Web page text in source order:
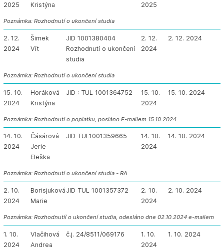
2025
Kristýna
2025
Poznámka: Rozhodnutí o ukončení studia
2. 12.
2024
Šimek
Vít
JID 1001380404
Rozhodnutí o ukončení
studia
2. 12.
2024
2. 12. 2024
Poznámka: Rozhodnutí o ukončení studia
15. 10.
2024
Horáková
Kristýna
JID : TUL 1001364752
15. 10.
2024
15. 10. 2024
Poznámka: Rozhodnutí o poplatku, posláno E-mailem 15.10.2024
14. 10.
2024
Čásárová
Jerie
Eleška
JID TUL1001359665
14. 10.
2024
14. 10. 2024
Poznámka: Rozhodnutí o ukončení studia - RA
2. 10.
2024
Borisjuková
Marie
JID TUL 1001357372
2. 10.
2024
2. 10. 2024
Poznámka: Rozhodnutíí o ukončení studia, odesláno dne 02.10.2024 e-mailem
1. 10.
2024
Vlačihová
Andrea
č.j. 24/8511/069176
1. 10.
2024
1. 10. 2024